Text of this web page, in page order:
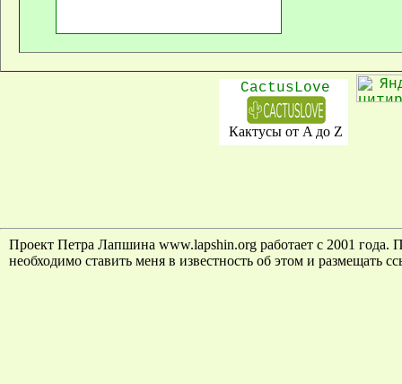
CactusLove
Кактусы от A до Z
Проект Петра Лапшина www.lapshin.org работает с 2001 года.
необходимо ставить меня в известность об этом и размещать